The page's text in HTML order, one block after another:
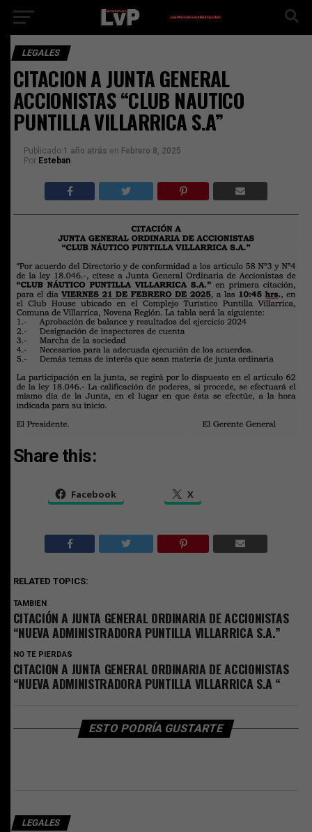
LEGALES
CITACION A JUNTA GENERAL
ACCIONISTAS “CLUB NAUTICO
PUNTILLA VILLARRICA S.A”
Publicado 1 año atrás en Febrero 8, 2025
Por Esteban
Share this:
Facebook X
RELATED TOPICS:
TAMBIEN
CITACIÓN A JUNTA GENERAL ORDINARIA DE ACCIONISTAS
“NUEVA ADMINISTRADORA PUNTILLA VILLARRICA S.A.”
NO TE PIERDAS
CITACION A JUNTA GENERAL ORDINARIA DE ACCIONISTAS
“NUEVA ADMINISTRADORA PUNTILLA VILLARRICA S.A “
ESTO PODRÍA GUSTARTE
LEGALES